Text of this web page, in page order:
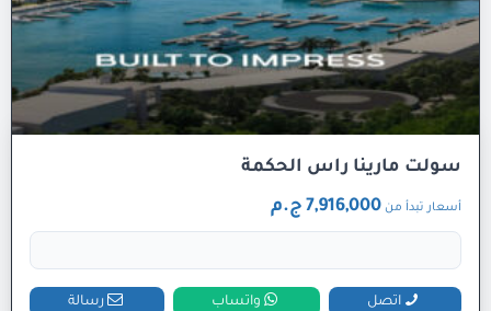
سولت مارينا راس الحكمة
أسعار تبدأ من 7,916,000 ج.م
اتصل واتساب رسالة